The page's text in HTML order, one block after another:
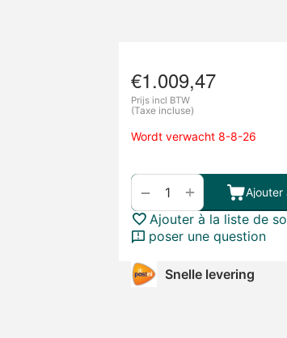
€1.009,47
Prijs incl BTW
(Taxe incluse)
Wordt verwacht 8-8-26
+
− Ajouter
Ajouter à la liste de
poser une question
Snelle levering